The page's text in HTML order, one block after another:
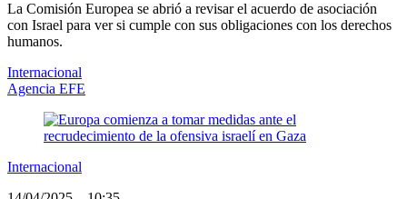
La Comisión Europea se abrió a revisar el acuerdo de asociación
con Israel para ver si cumple con sus obligaciones con los derechos
humanos.
Internacional
Agencia EFE
Internacional